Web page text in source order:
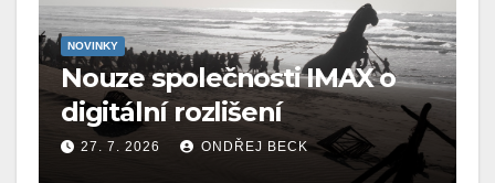
NOVINKY
Nouze společnosti IMAX o
digitální rozlišení
27. 7. 2026 ONDŘEJ BECK